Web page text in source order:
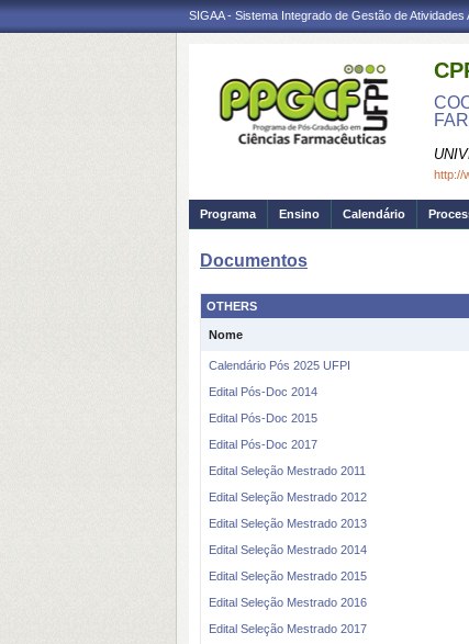
SIGAA - Sistema Integrado de Gestão de Atividades
http://
Programa Ensino Calendário
Documentos
OTHERS
Nome
Calendário Pós 2025 UFPI
Edital Pós-Doc 2014
Edital Pós-Doc 2015
Edital Pós-Doc 2017
Edital Seleção Mestrado 2011
Edital Seleção Mestrado 2012
Edital Seleção Mestrado 2013
Edital Seleção Mestrado 2014
Edital Seleção Mestrado 2015
Edital Seleção Mestrado 2016
Edital Seleção Mestrado 2017